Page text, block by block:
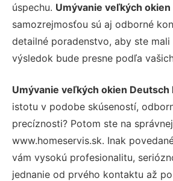
úspechu. Umývanie veľkých okien
samozrejmosťou sú aj odborné
detailné poradenstvo, aby ste
výsledok bude presne podľa
Umývanie veľkých okien Deutsch
istotu v podobe skúseností,
precíznosti? Potom ste na
www.homeservis.sk. Inak
vám vysokú profesionalitu,
jednanie od prvého kontaktu až